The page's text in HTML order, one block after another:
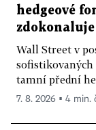
hedgeové
zdokonaluje
Wall Street v
tamní přední
7. 8. 2026 ▪ 4 min.